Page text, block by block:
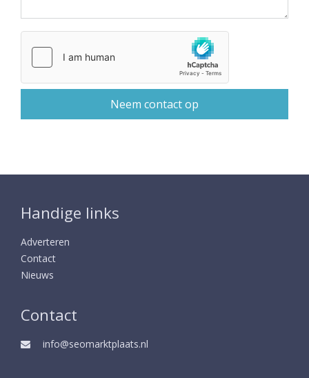
Handige links
Adverteren
Contact
Nieuws
Contact
info@seomarktplaats.nl